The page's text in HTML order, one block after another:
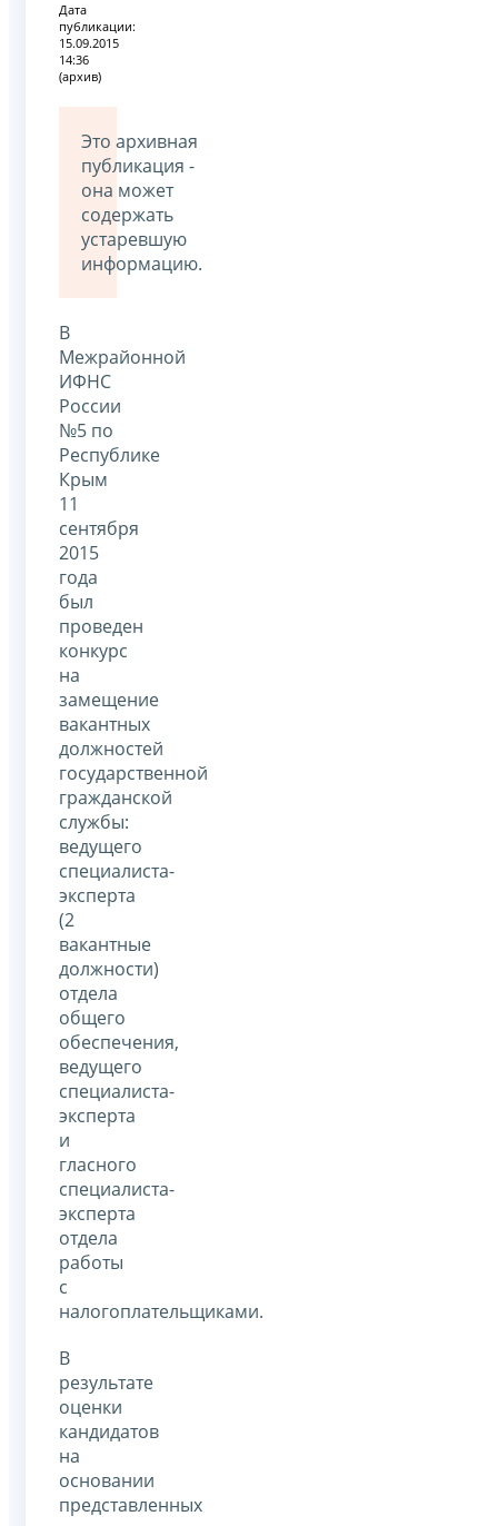
Дата
публикации:
15.09.2015
14:36
(архив)
Это архивная
публикация -
она может
содержать
устаревшую
информацию.
В
Межрайонной
ИФНС
России
№5 по
Республике
Крым
11
сентября
2015
года
был
проведен
конкурс
на
замещение
вакантных
должностей
государственной
гражданской
службы:
ведущего
специалиста-
эксперта
(2
вакантные
должности)
отдела
общего
обеспечения,
ведущего
специалиста-
эксперта
и
гласного
специалиста-
эксперта
отдела
работы
с
налогоплательщиками.
В
результате
оценки
кандидатов
на
основании
представленных